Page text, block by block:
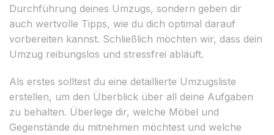
Durchführung deines Umzugs, sondern geben dir
auch wertvolle Tipps, wie du dich optimal darauf
vorbereiten kannst. Schließlich möchten wir, dass dein
Umzug reibungslos und stressfrei abläuft.
Als erstes solltest du eine detaillierte Umzugsliste
erstellen, um den Überblick über all deine Aufgaben
zu behalten. Überlege dir, welche Möbel und
Gegenstände du mitnehmen möchtest und welche